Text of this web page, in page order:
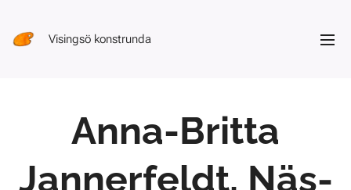
Visingsö konstrunda
Anna-Britta
Jannerfeldt, Näs-